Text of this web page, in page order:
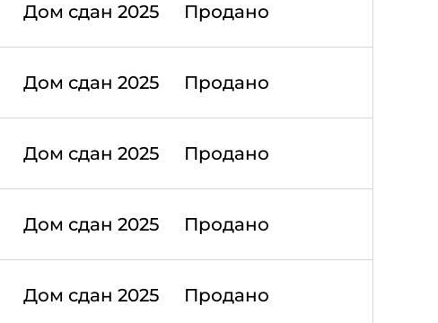
Дом сдан 2025 Продано
Дом сдан 2025 Продано
Дом сдан 2025 Продано
Дом сдан 2025 Продано
Дом сдан 2025 Продано